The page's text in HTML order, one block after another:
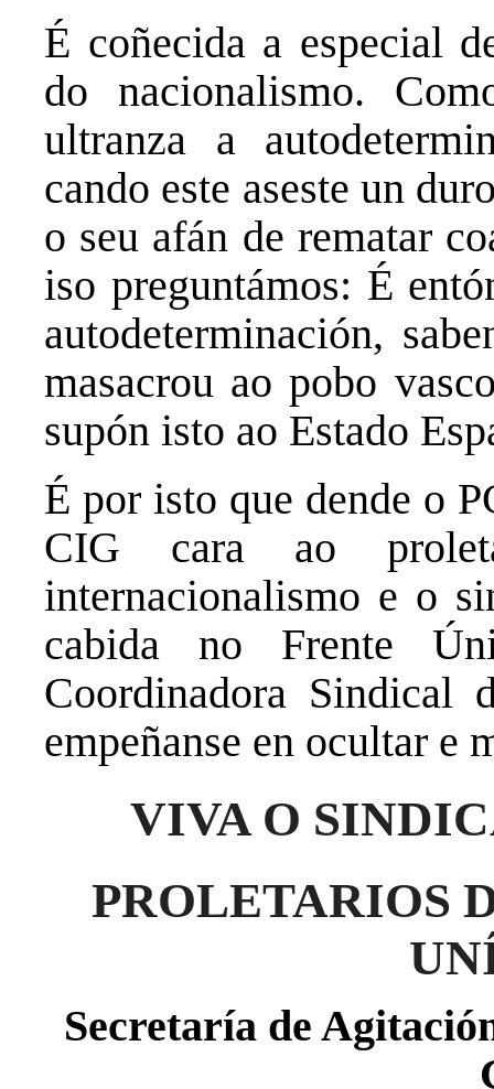
É coñecida a especial
do nacionalismo.
ultranza a
cando este aseste un
o seu afán de rematar
iso preguntámos: É
autodeterminación,
masacrou ao pobo
supón isto ao Estado
É por isto que dende o
CIG cara ao
internacionalismo e o
cabida no Frente
Coordinadora Sindical
empeñanse en ocultar e
VIVA O
PROLETARIOS
Secretaría de